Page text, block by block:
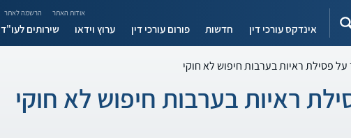
אודות האתר הרשמה לאתר
אינדקס עורכי דין חדשות פורום עורכי דין ערוץ וידאו שירותים לעו"ד
פסילת ראיות בערבות חיפוש לא חוקי
ראיות בערבות חיפוש לא חוקי